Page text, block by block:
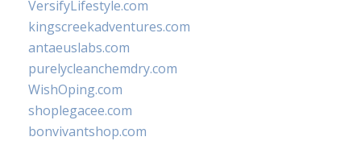
VersifyLifestyle.com
kingscreekadventures.com
antaeuslabs.com
purelycleanchemdry.com
WishOping.com
shoplegacee.com
bonvivantshop.com